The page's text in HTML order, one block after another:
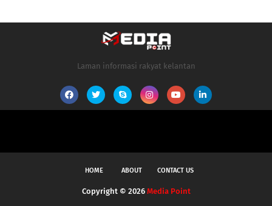
Laman informasi rakyat kelantan
HOME ABOUT CONTACT US
Copyright © 2026 Media Point